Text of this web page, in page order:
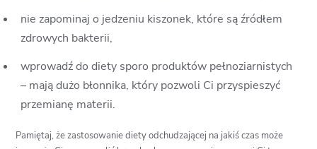
nie zapominaj o jedzeniu kiszonek, które są źródłem
zdrowych bakterii,
wprowadź do diety sporo produktów pełnoziarnistych
– mają dużo błonnika, który pozwoli Ci przyspieszyć
przemianę materii.
Pamiętaj, że zastosowanie diety odchudzającej na jakiś czas może